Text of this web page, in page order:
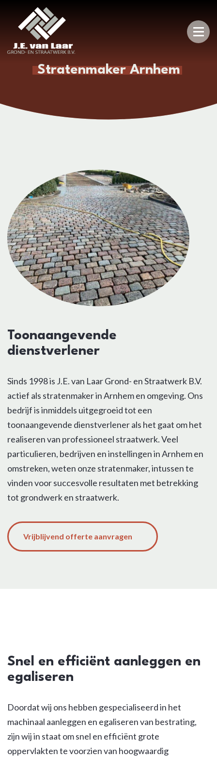
Stratenmaker Arnhem
Toonaangevende
dienstverlener
Sinds 1998 is J.E. van Laar Grond- en Straatwerk B.V.
actief als stratenmaker in Arnhem en omgeving. Ons
bedrijf is inmiddels uitgegroeid tot een
toonaangevende dienstverlener als het gaat om het
realiseren van professioneel straatwerk. Veel
particulieren, bedrijven en instellingen in Arnhem en
omstreken, weten onze stratenmaker, intussen te
vinden voor succesvolle resultaten met betrekking
tot grondwerk en straatwerk.
Vrijblijvend offerte aanvragen
Snel en efficiënt aanleggen en
egaliseren
Doordat wij ons hebben gespecialiseerd in het
machinaal aanleggen en egaliseren van bestrating,
zijn wij in staat om snel en efficiënt grote
oppervlakten te voorzien van hoogwaardig